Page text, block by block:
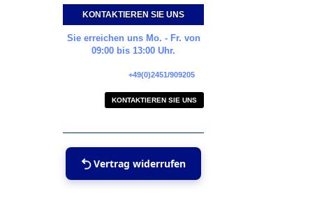
KONTAKTIEREN SIE UNS
Sie erreichen uns Mo. - Fr. von
09:00 bis 13:00 Uhr.
+49(0)2451/909205
KONTAKTIEREN SIE UNS
Vertrag widerrufen